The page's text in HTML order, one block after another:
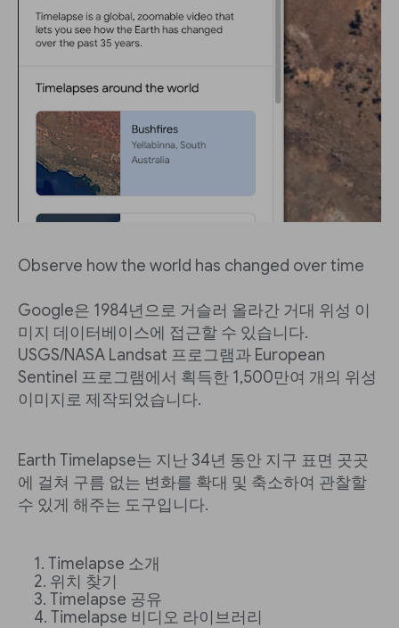
Observe how the world has changed over time
Google은 1984년으로 거슬러 올라간 거대 위성 이
미지 데이터베이스에 접근할 수 있습니다.
USGS/NASA Landsat 프로그램과 European
Sentinel 프로그램에서 획득한 1,500만여 개의 위성
이미지로 제작되었습니다.
Earth Timelapse는 지난 34년 동안 지구 표면 곳곳
에 걸쳐 구름 없는 변화를 확대 및 축소하여 관찰할
수 있게 해주는 도구입니다.
Timelapse 소개
위치 찾기
Timelapse 공유
Timelapse 비디오 라이브러리